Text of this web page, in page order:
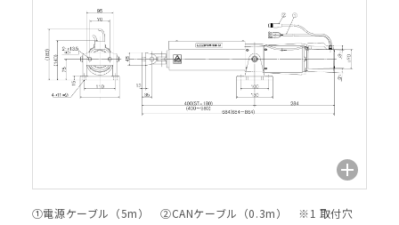
①電源ケーブル（5m） ②CANケーブル（0.3m） ※1 取付穴